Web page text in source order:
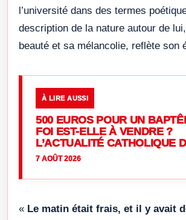
l’université dans des termes
description de la nature autour de
beauté et sa mélancolie, reflète son
À LIRE AUSSI
500 EUROS POUR UN
FOI EST-ELLE À VENDRE ?
L’ACTUALITÉ CATHOLIQUE
7 AOÛT 2026
« Le matin était frais, et il y avait